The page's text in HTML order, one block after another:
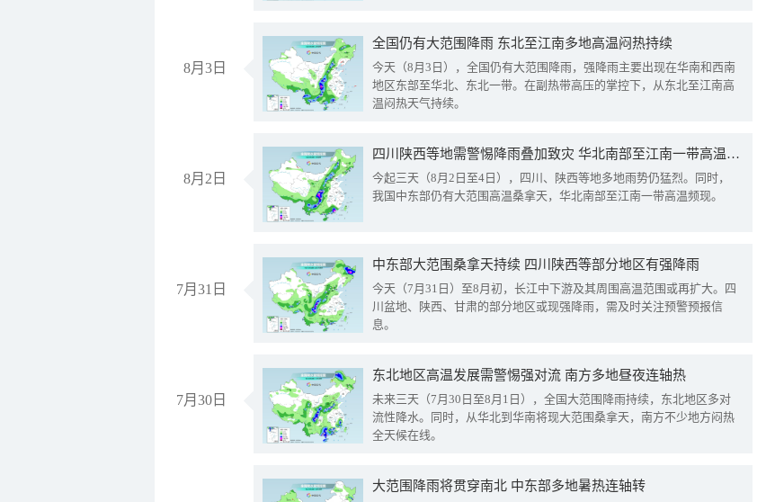
8月3日
全国仍有大范围降雨 东北至江南多地高温闷热持续
今天（8月3日），全国仍有大范围降雨，强降雨主要出现在华南和西南
地区东部至华北、东北一带。在副热带高压的掌控下，从东北至江南高
温闷热天气持续。
8月2日
四川陕西等地需警惕降雨叠加致灾 华北南部至江南一带高温频现
今起三天（8月2日至4日），四川、陕西等地多地雨势仍猛烈。同时，
我国中东部仍有大范围高温桑拿天，华北南部至江南一带高温频现。
7月31日
中东部大范围桑拿天持续 四川陕西等部分地区有强降雨
今天（7月31日）至8月初，长江中下游及其周围高温范围或再扩大。四
川盆地、陕西、甘肃的部分地区或现强降雨，需及时关注预警预报信
息。
7月30日
东北地区高温发展需警惕强对流 南方多地昼夜连轴热
未来三天（7月30日至8月1日），全国大范围降雨持续，东北地区多对
流性降水。同时，从华北到华南将现大范围桑拿天，南方不少地方闷热
全天候在线。
大范围降雨将贯穿南北 中东部多地暑热连轴转